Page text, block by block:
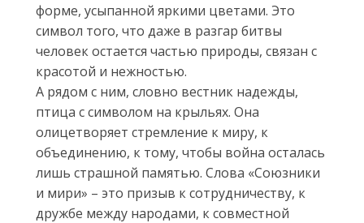
форме, усыпанной яркими цветами. Это
символ того, что даже в разгар битвы
человек остается частью природы, связан с
красотой и нежностью.
А рядом с ним, словно вестник надежды,
птица с символом на крыльях. Она
олицетворяет стремление к миру, к
объединению, к тому, чтобы война осталась
лишь страшной памятью. Слова «Союзники
и мири» – это призыв к сотрудничеству, к
дружбе между народами, к совместной